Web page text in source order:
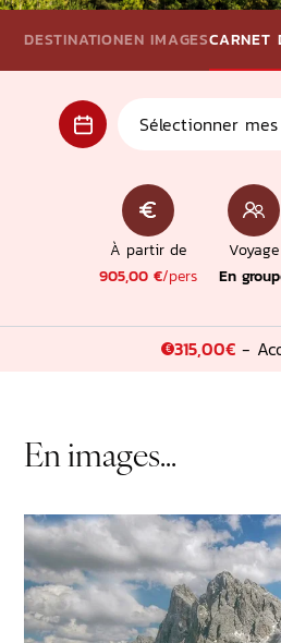
DESTINATIONEN IMAGESCARNET
À partir de
905,00 €/pers
Voyage
En
€ 315,00€ -
En images...